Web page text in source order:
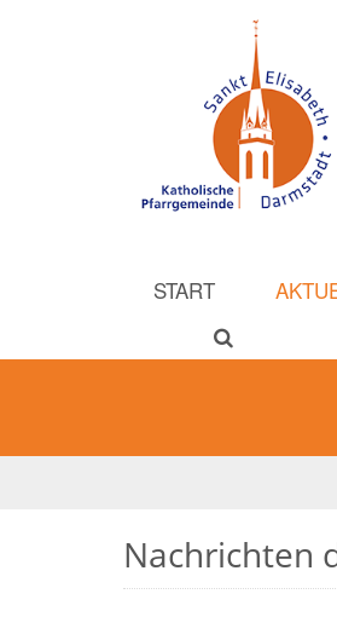
START
Nachrichten